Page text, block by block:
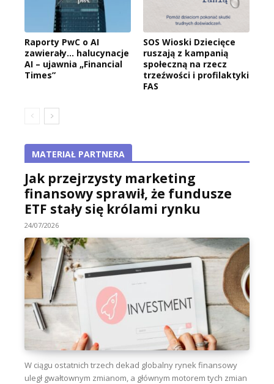
Raporty PwC o AI
zawierały… halucynacje
AI – ujawnia „Financial
Times”
SOS Wioski Dziecięce
ruszają z kampanią
społeczną na rzecz
trzeźwości i profilaktyki
FAS
MATERIAŁ PARTNERA
Jak przejrzysty marketing
finansowy sprawił, że fundusze
ETF stały się królami rynku
24/07/2026
W ciągu ostatnich trzech dekad globalny rynek finansowy
uległ gwałtownym zmianom, a głównym motorem tych zmian